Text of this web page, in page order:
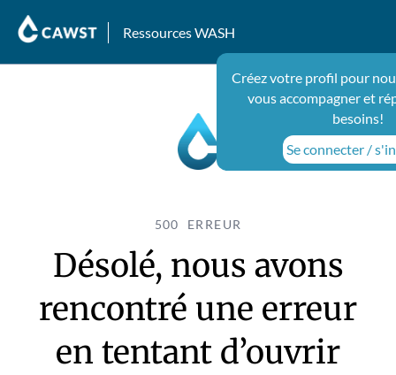
Ressources WASH
Créez votre profil pour
vous accompagner et
besoins!
Se connecter /
500 ERREUR
Désolé, nous avons
rencontré une erreur
en tentant d’ouvrir